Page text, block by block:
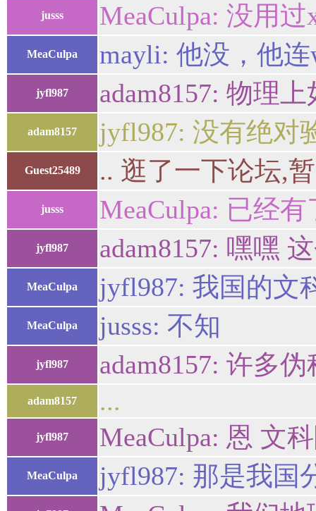
jusss MeaCulpa: 没用
MeaCulpa mayli: 他没，他
jyfl987 adam8157: 物理
adam8157 jyfl987: 没有绝对
Guest25489 .. 逛了一下论坛,
jusss MeaCulpa: 已经
jyfl987 adam8157: 嘿嘿
MeaCulpa jyfl987: 我国的文
MeaCulpa jusss: 不知
jyfl987 adam8157: 许多
adam8157 ...
jyfl987 MeaCulpa: 恩 文
MeaCulpa jyfl987: 那是我国